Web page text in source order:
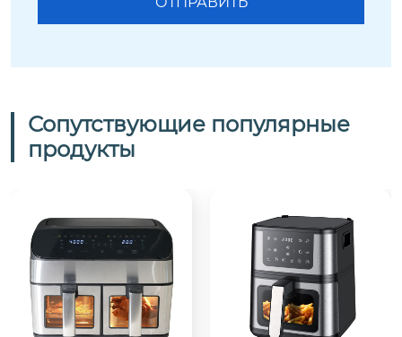
Сопутствующие популярные
продукты